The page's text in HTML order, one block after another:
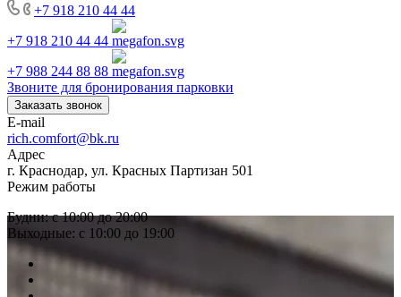
+7 918 210 44 44
+7 918 210 44 44
+7 988 244 88 88
Звоните для бронирования парковки
Заказать звонок
E-mail
rich.comfort@bk.ru
Адрес
г. Краснодар, ул. Красных Партизан 501
Режим работы
Будни: с 10:00 до 20:00
Выходные: с 10:00 до 19:00